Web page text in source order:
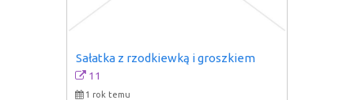
Sałatka z rzodkiewką i groszkiem
11
1 rok temu